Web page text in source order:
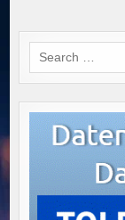
Search
for: